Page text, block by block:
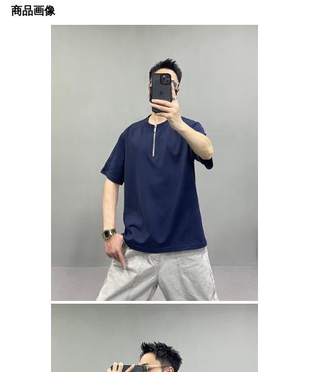
商品画像